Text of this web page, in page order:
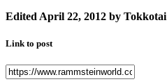
Edited April 22, 2012 by Tokkotai
Link to post